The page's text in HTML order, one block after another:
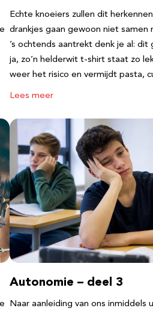
Echte knoeiers zullen dit
drankjes gaan gewoon niet samen
’s ochtends aantrekt denk je al:
ja, zo’n helderwit t-shirt staat zo
weer het risico en vermijdt pasta,
Lees meer
Autonomie – deel 3
Naar aanleiding van ons